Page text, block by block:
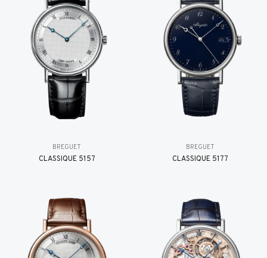
BREGUET
CLASSIQUE 5157
BREGUET
CLASSIQUE 5177